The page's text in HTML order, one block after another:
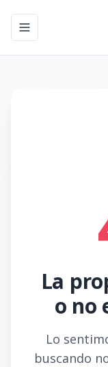
Toggle
La
o no
Lo
buscando